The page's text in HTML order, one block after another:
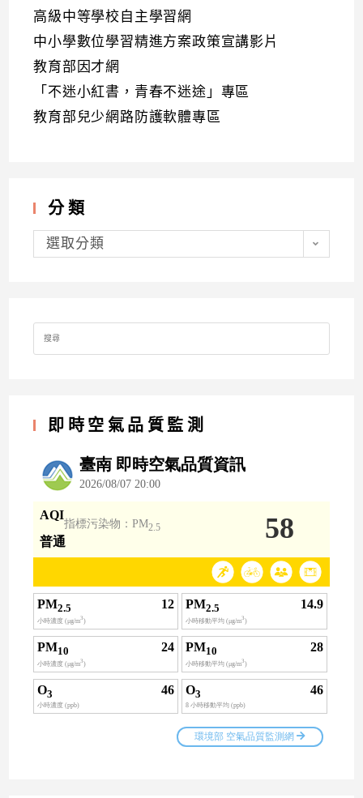
高級中等學校自主學習網
中小學數位學習精進方案政策宣講影片
教育部因才網
「不迷小紅書，青春不迷途」專區
教育部兒少網路防護軟體專區
分類
分
類選取分類
Search
for:
即時空氣品質監測